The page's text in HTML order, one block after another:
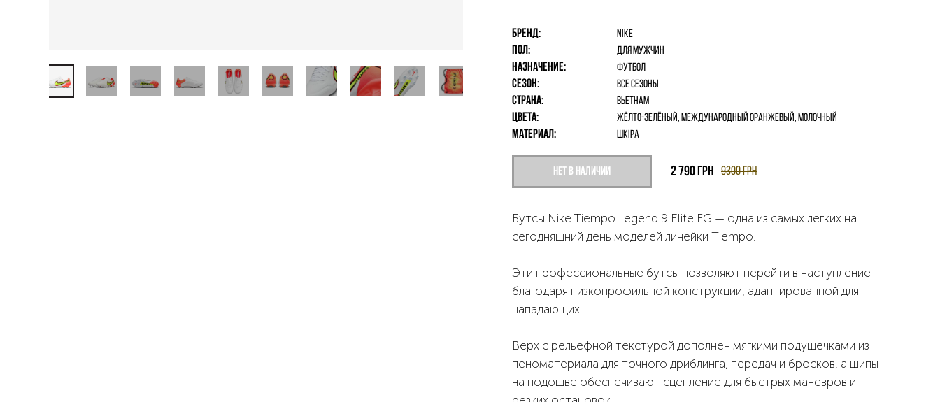
Бренд: Nike
Пол: для мужчин
Назначение: Футбол
Сезон: Все сезоны
Страна: Вьетнам
Цвета: Жёлто-Зелёный, Международный Оранжевый, Молочный
Материал: шкіра
Нет в наличии 9300грн
2 790 грн
Бутсы Nike Tiempo Legend 9 Elite FG — одна из самых легких на
сегодняшний день моделей линейки Tiempo.
Эти профессиональные бутсы позволяют перейти в наступление
благодаря низкопрофильной конструкции, адаптированной для
нападающих.
Верх с рельефной текстурой дополнен мягкими подушечками из
пеноматериала для точного дриблинга, передач и бросков, а шипы
на подошве обеспечивают сцепление для быстрых маневров и